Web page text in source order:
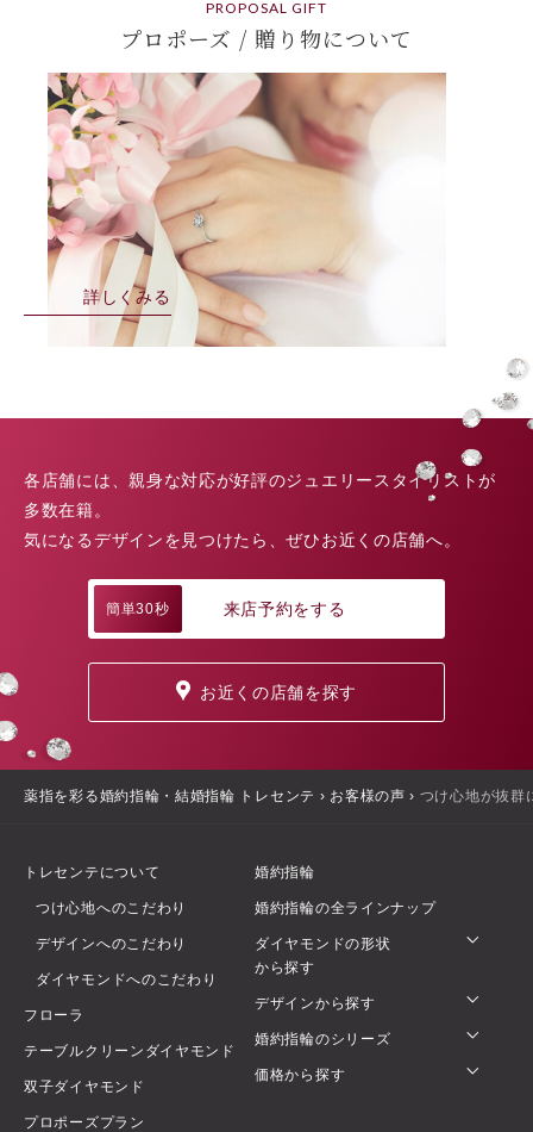
PROPOSAL GIFT
プロポーズ / 贈り物について
詳しくみる
各店舗には、親身な対応が好評のジュエリースタイリストが
多数在籍。
気になるデザインを見つけたら、ぜひお近くの店舗へ。
簡単30秒 来店予約をする
お近くの店舗を探す
薬指を彩る婚約指輪・結婚指輪 トレセンテ › お客様の声 › つけ心地が抜群
トレセンテについて
つけ心地へのこだわり
デザインへのこだわり
ダイヤモンドへのこだわり
フローラ
テーブルクリーンダイヤモンド
双子ダイヤモンド
プロポーズプラン
婚約指輪
婚約指輪の全ラインナップ
ダイヤモンドの形状
から探す
デザインから探す
婚約指輪のシリーズ
価格から探す